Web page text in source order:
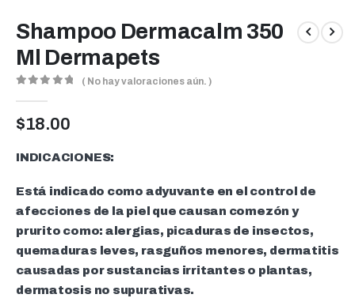
Shampoo Dermacalm 350
Ml Dermapets
( No hay valoraciones aún. )
$18.00
INDICACIONES:
Está indicado como adyuvante en el control de
afecciones de la piel que causan comezón y
prurito como: alergias, picaduras de insectos,
quemaduras leves, rasguños menores, dermatitis
causadas por sustancias irritantes o plantas,
dermatosis no supurativas.